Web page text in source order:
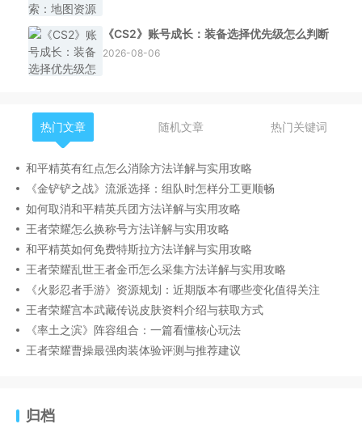
《CS2》账号成长：装备选择优先级怎么判断
2026-08-06
热门文章 随机文章 热门关键词
和平精英有红点怎么消除方法详解与实用攻略
《金铲铲之战》流派选择：组队时怎样分工更顺畅
如何取消和平精英兵团方法详解与实用攻略
王者荣耀怎么换称号方法详解与实用攻略
和平精英如何免费特斯拉方法详解与实用攻略
王者荣耀乱世王者金币怎么采集方法详解与实用攻略
《火影忍者手游》资源规划：近期版本有哪些变化值得关注
王者荣耀宫本武藏传说皮肤资料介绍与获取方式
《率土之滨》阵容组合：一篇看懂核心玩法
王者荣耀曹操最强肉装体验评测与推荐建议
归档